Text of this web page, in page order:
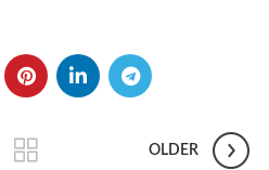
OLDER